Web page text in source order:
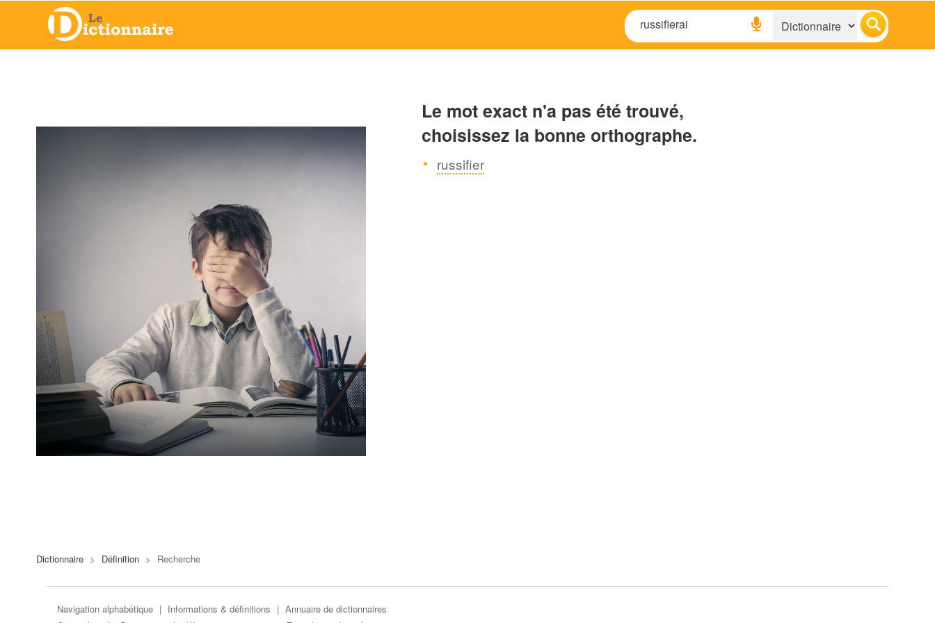
Le mot exact n'a pas été trouvé,
choisissez la bonne orthographe.
russifier
Dictionnaire > Définition > Recherche
Navigation alphabétique | Informations & définitions | Annuaire de dictionnaires